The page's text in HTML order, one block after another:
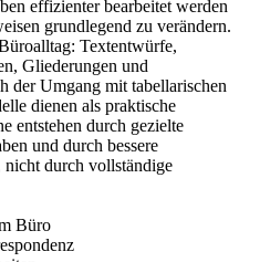
effizienter bearbeitet werden
grundlegend zu verändern.
Textentwürfe,
Gliederungen und
der Umgang mit tabellarischen
dienen als praktische
entstehen durch gezielte
und durch bessere
durch vollständige
Büro